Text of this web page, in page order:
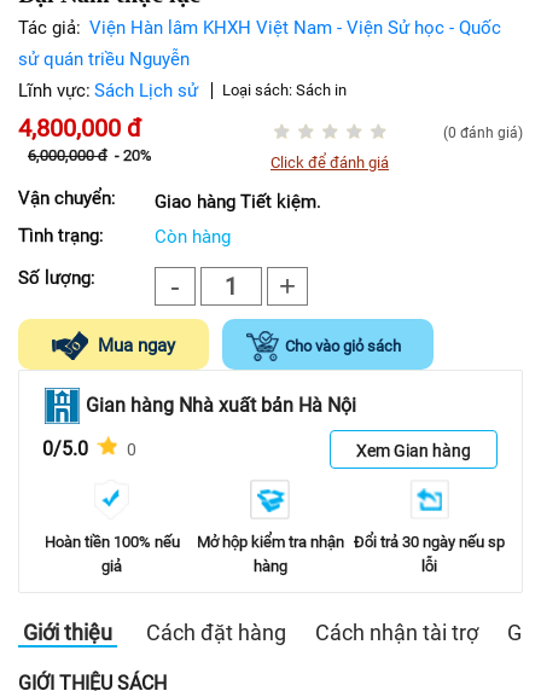
Tác giả: Viện Hàn lâm KHXH Việt Nam - Viện Sử học - Quốc
sử quán triều Nguyễn
Lĩnh vực: Sách Lịch sử Loại sách: Sách in
4,800,000 đ
6,000,000 đ - 20%
(0 đánh giá)
Click để đánh giá
Vận chuyển:
Giao hàng Tiết kiệm.
Tình trạng:
Còn hàng
Số lượng:
- 1 +
Mua ngay Cho vào giỏ sách
Gian hàng Nhà xuất bản Hà Nội
0/5.0
0 Xem Gian hàng
Hoàn tiền 100% nếu
giả
Mở hộp kiểm tra nhận
hàng
Đổi trả 30 ngày nếu sp
lỗi
Giới thiệu Cách đặt hàng Cách nhận tài trợ
GIỚI THIỆU SÁCH